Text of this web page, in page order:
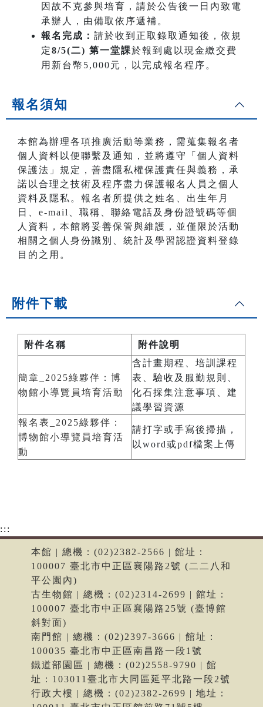
因故不克參與培育，請於公告後一日內致電
承辦人，由備取依序遞補。
報名完成： 請於收到正取錄取通知後，依規
定8/5(二) 第一堂課於報到處以現金繳交費
用新台幣5,000元，以完成報名程序。
報名須知
本館為辦理各項推廣活動等業務，需蒐集報名者
個人資料以便聯繫及通知，並將遵守「個人資料
保護法」規定，善盡隱私權保護責任與義務，承
諾以合理之技術及程序盡力保護報名人員之個人
資料及隱私。報名者所提供之姓名、出生年月
日、e-mail、職稱、聯絡電話及身份證號碼等個
人資料，本館將妥善保管與維護，並僅限於活動
相關之個人身份識別、統計及學習認證資料登錄
目的之用。
附件下載
附件名稱 附件說明
簡章_2025綠夥伴：博
物館小導覽員培育活動
含計畫期程、培訓課程
表、驗收及服勤規則、
化石採集注意事項、建
議學習資源
報名表_2025綠夥伴：
博物館小導覽員培育活
動
請打字或手寫後掃描，
以word或pdf檔案上傳
:::
本館 | 總機：(02)2382-2566 | 館址：
100007 臺北市中正區襄陽路2號 (二二八和
平公園內)
古生物館 | 總機：(02)2314-2699 | 館址：
100007 臺北市中正區襄陽路25號 (臺博館
斜對面)
南門館 | 總機：(02)2397-3666 | 館址：
100035 臺北市中正區南昌路一段1號
鐵道部園區 | 總機：(02)2558-9790 | 館
址：103011臺北市大同區延平北路一段2號
行政大樓 | 總機：(02)2382-2699 | 地址：